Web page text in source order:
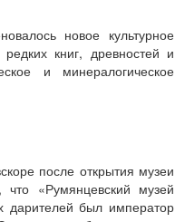
новое культурное
книг, древностей и
и минералогическое
после открытия музеи
«Румянцевский музей
дарителей был император